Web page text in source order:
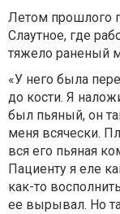
Летом прошлого
Слаутное, где
тяжело раненый
«У него была
до кости. Я
был пьяный, он
меня всячески.
вся его пьяная
Пациенту я еле
как-то
ее вырывал. Но